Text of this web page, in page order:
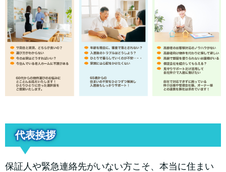
代表挨拶
保証人や緊急連絡先がいない方こそ、本当に住まい